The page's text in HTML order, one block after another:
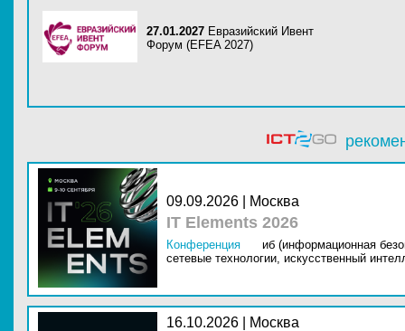
27.01.2027 Евразийский Ивент
Форум (EFEA 2027)
09.09.2026 | Москва
IT Elements 2026
Конференция
иб (информационная
сетевые технологии, искусственный
16.10.2026 | Москва